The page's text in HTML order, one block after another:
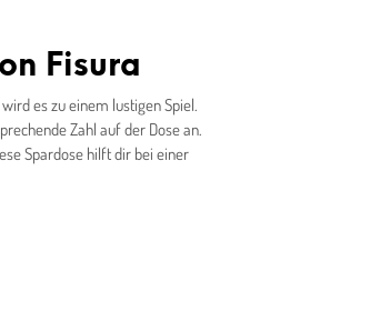
Fisura
es zu einem lustigen Spiel.
Zahl auf der Dose an.
Spardose hilft dir bei einer